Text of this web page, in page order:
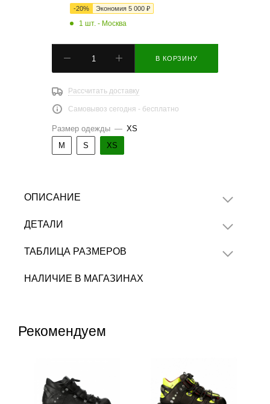
-20% Экономия 5 000 ₽
1 шт. - Москва
В КОРЗИНУ
Рассчитать доставку
Самовывоз сегодня - бесплатно
Размер одежды — XS
M
S XS
ОПИСАНИЕ
ДЕТАЛИ
ТАБЛИЦА РАЗМЕРОВ
НАЛИЧИЕ В МАГАЗИНАХ
Рекомендуем